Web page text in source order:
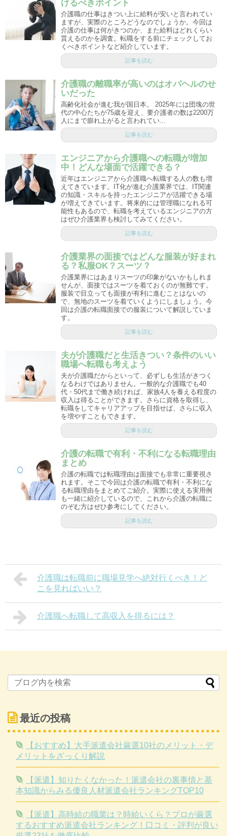
けるべきポイント
介護職の仕事はきつい上に給料が安いと言われてい
ますが、実際のところどうなのでしょうか。今回は
介護の仕事は何がきつのか、また給料はどれくらい
貰えるのかを調査。転職をする前にチェックしてお
くべきポイントなど紹介しています。
記事を読む
介護職の離職率が高いのはオバヘルのせ
いだった
高齢化社会が進む我が国日本。 2025年には団塊の世
代の中心たちが75歳を迎え、要介護者の数は2200万
人にまで膨れ上がると言われてい...
記事を読む
エンジニアから介護職への転職が増加
中！どんな場面で活躍できる？
近年はエンジニアから介護職へ転職する人の数も増
えてきています。IT化が進む介護業界では、IT関連
の知識・スキルを持ったエンジニアが活躍できる場
が増えてきています。将来的には管理職になれる可
能性もあるので、転職を考えているエンジニアの方
はぜひ介護業界も検討してみてください。
記事を読む
介護業界の面接ではどんな服装が好まれ
る？私服OK？スーツ？
介護業界にはあまりスーツの印象がないかもしれま
せんが、面接ではスーツを着ておくのが無難です。
服装で目立っても面接が有利に進むことはないの
で、無地のスーツを着ていくようにしましょう。今
回は介護の転職面接での服装について解説していま
す。
記事を読む
夫が介護職だと生活きつい？条件のいい
職場へ転職も考えよう
夫が介護職だからといって、必ずしも生活がきつく
なるわけではありません。一般的な介護職でも40
代・50代まで働き続ければ、家族4人を養える程度の
収入は得ることができます。さらに資格を取得し、
転職をしてキャリアアップを目指せば、さらに収入
を増やすこともできます。
記事を読む
介護の転職で有利・不利になる転職理由
まとめ
介護の転職では転職理由は面接でも非常に重要視さ
れます。そこで今回は介護の転職で有利・不利にな
る転職理由をまとめてご紹介。実際に使える実用例
も一緒に紹介しているので、これから介護の転職に
のぞむ方はぜひ参考にしてください。
記事を読む
介護職は転職前に職場見学へ絶対行くべき！ど
こを見ればいい？
介護職へ転職して高収入を得るには？
最近の投稿
【おすすめ】大手派遣会社厳選10社のメリット・デ
メリットをざっくり解説
【派遣】知りたくなかった！派遣会社の裏事情と基
本知識からみる優良人材派遣会社ランキングTOP10
【派遣】高時給の職業は？時給いくら？プロが厳選
するおすすめ派遣会社ランキング！口コミ・評判が良い